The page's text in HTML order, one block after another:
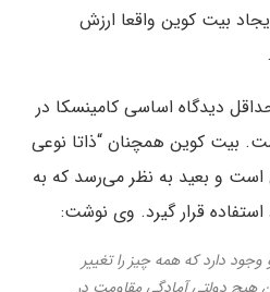
بیت کوین واقعا ارزش
دیدگاه اساسی کامینسکا در
بیت کوین همچنان “ذاتا نوعی
است و بعید به نظر می‌رسد که به
استفاده قرار گیرد. وی نوشت:
دارد كه همه چیز را تغییر